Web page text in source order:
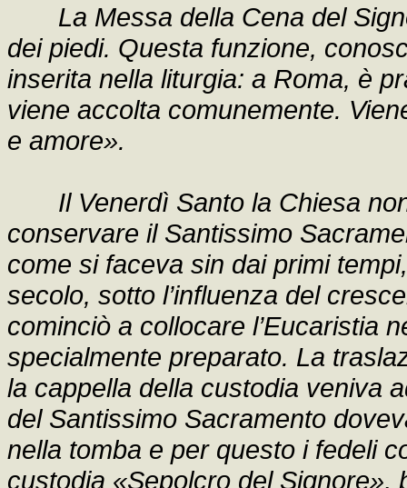
La Messa della Cena del
dei piedi. Questa funzione,
inserita nella liturgia: a Roma, è
viene accolta comunemente.
e amore».
Il Venerdì Santo la Chiesa
conservare il Santissimo
come si faceva sin dai primi
secolo, sotto l’influenza del
cominciò a collocare l’Eucaristia
specialmente preparato. La
la cappella della custodia veniva
del Santissimo Sacramento
nella tomba e per questo i fedeli
custodia «Sepolcro del